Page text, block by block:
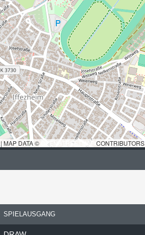
| MAP DATA © OPENSTREETMAP CONTRIBUTORS
SPIELAUSGANG